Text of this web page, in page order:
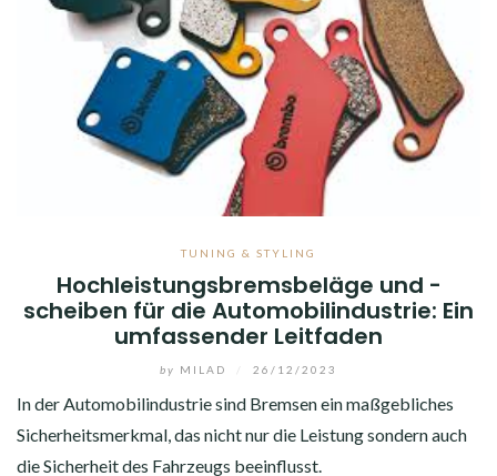
TUNING & STYLING
Hochleistungsbremsbeläge und -
scheiben für die Automobilindustrie: Ein
umfassender Leitfaden
by MILAD 26/12/2023
In der Automobilindustrie sind Bremsen ein maßgebliches
Sicherheitsmerkmal, das nicht nur die Leistung sondern auch
die Sicherheit des Fahrzeugs beeinflusst.